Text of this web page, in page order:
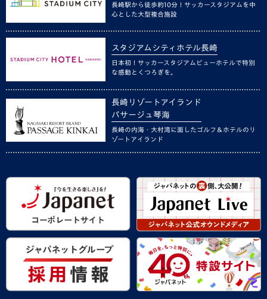
長崎駅から徒歩約10分！サッカースタジアムを中
心とした大型複合施設
スタジアムシティホテル長崎
日本初！サッカースタジアムビューホテルで特別
な感動とくつろぎを。
長崎リゾートアイランド
パサージュ琴海
長崎の内海・大村湾に面したゴルフ＆ホテルのリ
ゾートアイランド